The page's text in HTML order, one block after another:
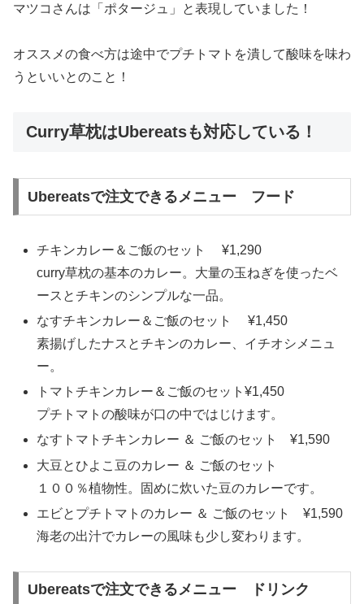
マツコさんは「ポタージュ」と表現していました！
オススメの食べ方は途中でプチトマトを潰して酸味を味わ
うといいとのこと！
Curry草枕はUbereatsも対応している！
Ubereatsで注文できるメニュー フード
チキンカレー＆ご飯のセット ¥1,290
curry草枕の基本のカレー。大量の玉ねぎを使ったベ
ースとチキンのシンプルな一品。
なすチキンカレー＆ご飯のセット ¥1,450
素揚げしたナスとチキンのカレー、イチオシメニュ
ー。
トマトチキンカレー＆ご飯のセット¥1,450
プチトマトの酸味が口の中ではじけます。
なすトマトチキンカレー ＆ ご飯のセット ¥1,590
大豆とひよこ豆のカレー ＆ ご飯のセット
１００％植物性。固めに炊いた豆のカレーです。
エビとプチトマトのカレー ＆ ご飯のセット ¥1,590
海老の出汁でカレーの風味も少し変わります。
Ubereatsで注文できるメニュー ドリンク